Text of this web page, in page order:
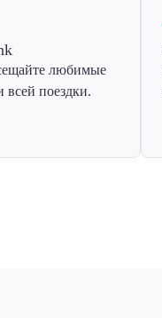
любимые
всей поездки.